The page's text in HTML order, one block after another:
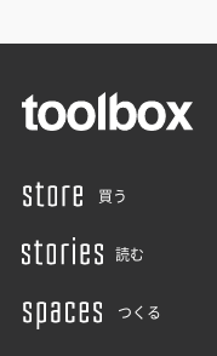
買う
読む
つくる